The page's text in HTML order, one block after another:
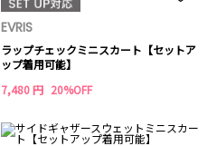
EVRIS
ラップチェックミニスカート【セットア
ップ着用可能】
7,480 円 20%OFF